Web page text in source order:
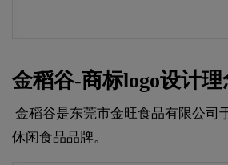
金稻谷-商标logo设计理
金稻谷是东莞市金旺食品有限公司
休闲食品品牌。